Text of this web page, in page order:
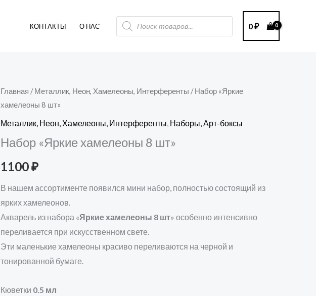
КОНТАКТЫ О НАС
Поиск
товаров
0₽
Главная /Металлик, Неон, Хамелеоны, Интерференты / Набор «Яркие
хамелеоны 8 шт»
Металлик, Неон, Хамелеоны, Интерференты Наборы, Арт-боксы
Набор «Яркие хамелеоны 8 шт»
1100₽
В нашем ассортименте появился мини набор, полностью состоящий из
ярких хамелеонов.
Акварель из набора «Яркие хамелеоны 8 шт» особенно интенсивно
переливается при искусственном свете.
Эти маленькие хамелеоны красиво переливаются на черной и
тонированной бумаге.
Кюветки 0.5 мл